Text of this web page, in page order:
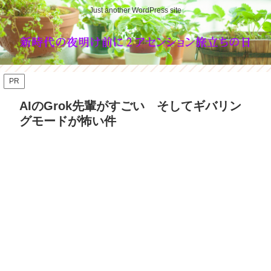
Just another WordPress site
PR
AIのGrok先輩がすごい そしてギバリン
グモードが怖い件